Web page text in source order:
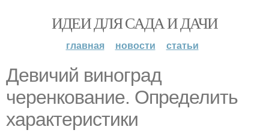
ИДЕИ ДЛЯ САДА И ДАЧИ
главная новости статьи
Девичий виноград
черенкование. Определить
характеристики